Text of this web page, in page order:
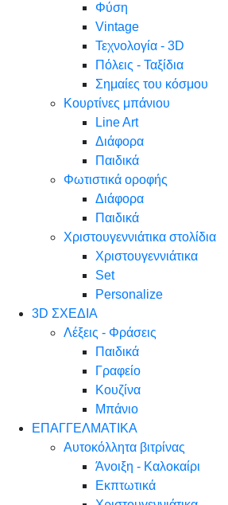
Φύση
Vintage
Τεχνολογία - 3D
Πόλεις - Ταξίδια
Σημαίες του κόσμου
Κουρτίνες μπάνιου
Line Art
Διάφορα
Παιδικά
Φωτιστικά οροφής
Διάφορα
Παιδικά
Χριστουγεννιάτικα στολίδια
Χριστουγεννιάτικα
Set
Personalize
3D ΣΧΕΔΙΑ
Λέξεις - Φράσεις
Παιδικά
Γραφείο
Κουζίνα
Μπάνιο
ΕΠΑΓΓΕΛΜΑΤΙΚΑ
Αυτοκόλλητα βιτρίνας
Άνοιξη - Καλοκαίρι
Εκπτωτικά